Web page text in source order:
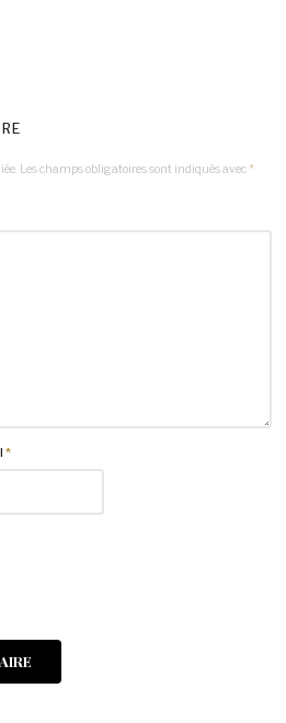
Les champs obligatoires sont indiqués avec *
*